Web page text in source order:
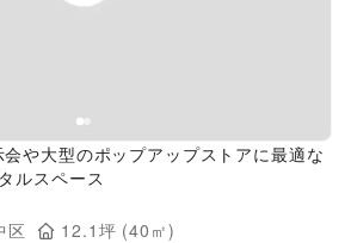
会や大型のポップアップストアに最適な
ルスペース
区 12.1 坪 (40 ㎡)